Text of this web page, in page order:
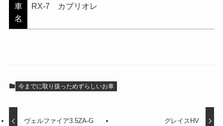
車
名
RX-7 カブリオレ
今までに取り扱っためずらしいお車
ヴェルファイア3.5ZA-G グレイスHV